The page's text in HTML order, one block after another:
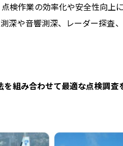
検作業の効率化や安全性向上
深や音響測深、レーダー探
を組み合わせて最適な点検調査